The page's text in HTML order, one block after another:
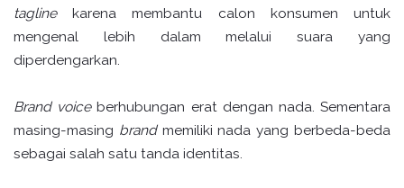
taglinekarena membantu calon konsumen untuk
mengenal lebih dalam melalui suara yang
diperdengarkan.
Brand voiceberhubungan erat dengan nada. Sementara
masing-masing brand memiliki nada yang berbeda-beda
sebagai salah satu tanda identitas.